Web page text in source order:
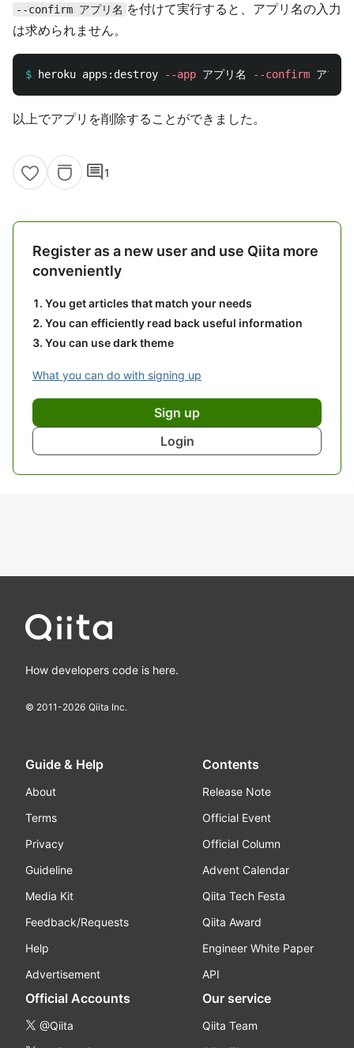
--confirm アプリ名 を付けて実行すると、アプリ名の入力
は求められません。
$ heroku apps:destroy --app アプリ名 --confirm
以上でアプリを削除することができました。
comment1
Register as a new user and use Qiita more
conveniently
You get articles that match your needs
You can efficiently read back useful information
You can use dark theme
What you can do with signing up
Sign up
Login
How developers code is here.
© 2011-2026 Qiita Inc.
Guide & Help
About
Terms
Privacy
Guideline
Media Kit
Feedback/Requests
Help
Advertisement
Contents
Release Note
Official Event
Official Column
Advent Calendar
Qiita Tech Festa
Qiita Award
Engineer White Paper
API
Official Accounts
@Qiita
Our service
Qiita Team